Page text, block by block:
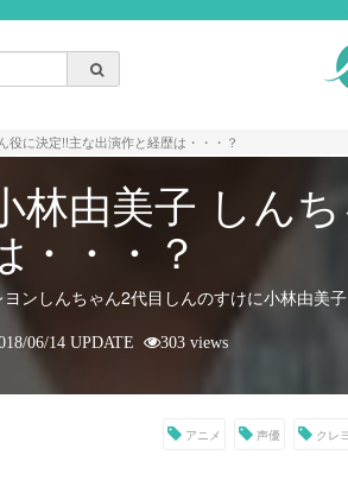
役に決定!!主な出演作と経歴は・・・？
林由美子 しん
・・・？
ヨンしんちゃん2代目しんのすけに小林由美
06/14 UPDATE 303 views
アニメ 声優 クレ